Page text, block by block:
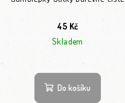
45 Kč
Skladem
Do košíku